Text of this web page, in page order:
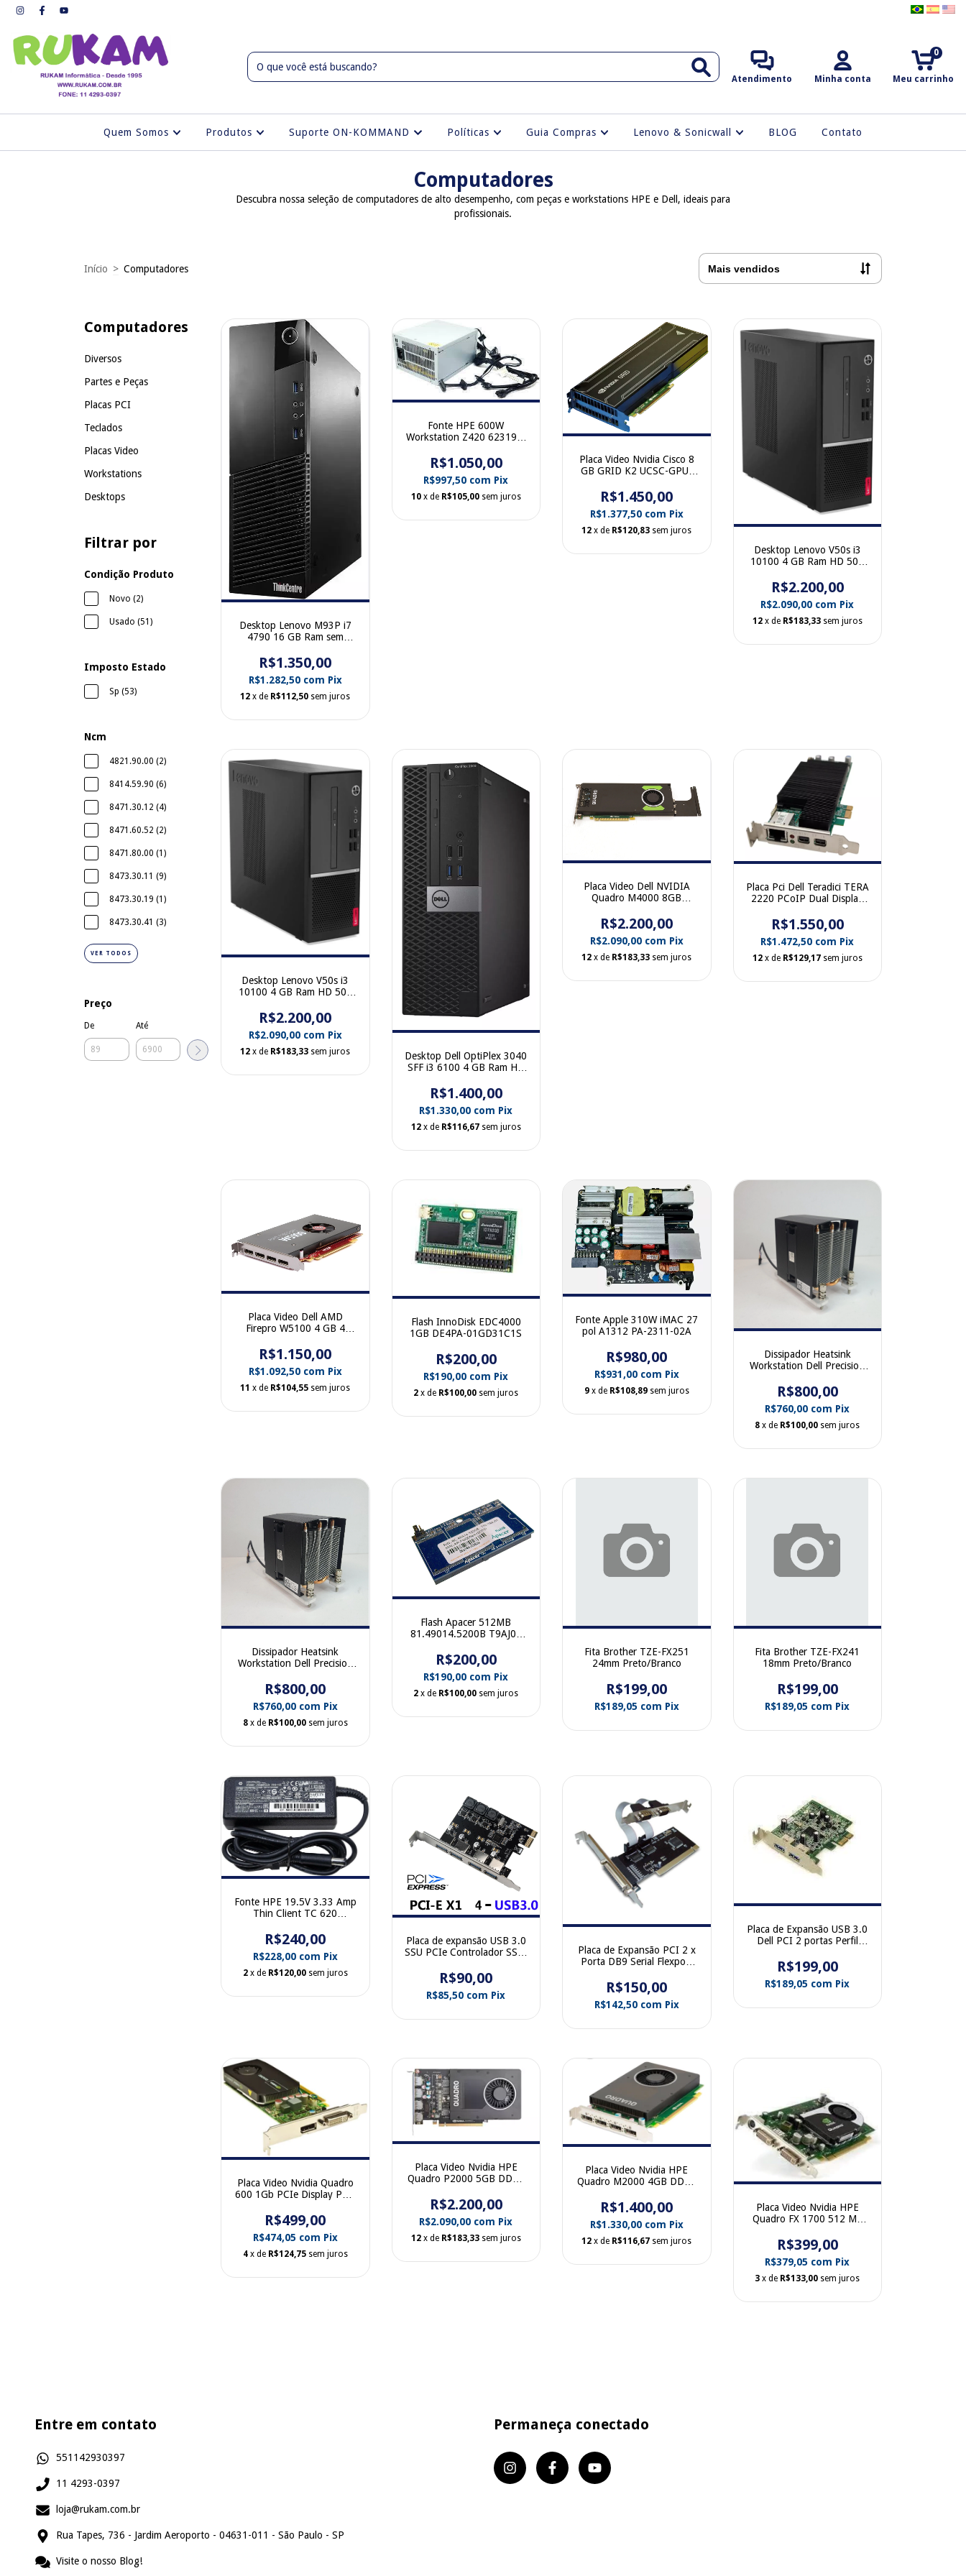
Atendimento Minha conta Meu carrinho
0
Quem Somos Produtos Suporte ON-KOMMAND Políticas Guia Compras Lenovo & Sonicwall BLOG Contato
Computadores
Descubra nossa seleção de computadores de alto desempenho, com peças e workstations HPE e Dell, ideais para
profissionais.
Início > Computadores
Computadores
Diversos
Partes e Peças
Placas PCI
Teclados
Placas Video
Workstations
Desktops
Filtrar por
Condição Produto
Novo (2)
Usado (51)
Imposto Estado
Sp (53)
Ncm
4821.90.00 (2)
8414.59.90 (6)
8471.30.12 (4)
8471.60.52 (2)
8471.80.00 (1)
8473.30.11 (9)
8473.30.19 (1)
8473.30.41 (3)
VER TODOS
Preço
De Até
Desktop Lenovo M93P i7
4790 16 GB Ram sem
M10A8S4500
R$1.350,00
R$1.282,50 com Pix
12 x de R$112,50 sem juros
Fonte HPE 600W
Workstation Z420 623193-
R$1.050,00
R$997,50 com Pix
10 x de R$105,00 sem juros
Placa Video Nvidia Cisco 8
GB GRID K2 UCSC-GPU-
R$1.450,00
R$1.377,50 com Pix
12 x de R$120,83 sem juros
Desktop Lenovo V50s i3
10100 4 GB Ram HD 500
R$2.200,00
R$2.090,00 com Pix
12 x de R$183,33 sem juros
Desktop Lenovo V50s i3
10100 4 GB Ram HD 500
R$2.200,00
R$2.090,00 com Pix
12 x de R$183,33 sem juros
Desktop Dell OptiPlex 3040
SFF i3 6100 4 GB Ram HD
AITD
R$1.400,00
R$1.330,00 com Pix
12 x de R$116,67 sem juros
Placa Video Dell NVIDIA
Quadro M4000 8GB
Port 0YR7H5
R$2.200,00
R$2.090,00 com Pix
12 x de R$183,33 sem juros
Placa Pci Dell Teradici TERA
2220 PCoIP Dual Display
Card 0MTV9J 0XK9F2
R$1.550,00
R$1.472,50 com Pix
12 x de R$129,17 sem juros
Placa Video Dell AMD
Firepro W5100 4 GB 4
0W2C47
R$1.150,00
R$1.092,50 com Pix
11 x de R$104,55 sem juros
Flash InnoDisk EDC4000
1GB DE4PA-01GD31C1S
R$200,00
R$190,00 com Pix
2 x de R$100,00 sem juros
Fonte Apple 310W iMAC 27
pol A1312 PA-2311-02A
R$980,00
R$931,00 com Pix
9 x de R$108,89 sem juros
Dissipador Heatsink
Workstation Dell Precision
0RDTTV 0YH2R3
R$800,00
R$760,00 com Pix
8 x de R$100,00 sem juros
Dissipador Heatsink
Workstation Dell Precision
0RDTTV 0YH2R3
R$800,00
R$760,00 com Pix
8 x de R$100,00 sem juros
Flash Apacer 512MB
81.49014.5200B T9AJ01
FM0064A10C5G
R$200,00
R$190,00 com Pix
2 x de R$100,00 sem juros
Fita Brother TZE-FX251
24mm Preto/Branco
R$199,00
R$189,05 com Pix
Fita Brother TZE-FX241
18mm Preto/Branco
R$199,00
R$189,05 com Pix
Fonte HPE 19.5V 3.33 Amp
Thin Client TC 620
R$240,00
R$228,00 com Pix
2 x de R$120,00 sem juros
Placa de expansão USB 3.0
SSU PCIe Controlador SSU-
R$90,00
R$85,50 com Pix
Placa de Expansão PCI 2 x
Porta DB9 Serial Flexport
R$150,00
R$142,50 com Pix
Placa de Expansão USB 3.0
Dell PCI 2 portas Perfil
R$199,00
R$189,05 com Pix
Placa Video Nvidia Quadro
600 1Gb PCIe Display Port
R$499,00
R$474,05 com Pix
4 x de R$124,75 sem juros
Placa Video Nvidia HPE
Quadro P2000 5GB DDR5
919988-002
R$2.200,00
R$2.090,00 com Pix
12 x de R$183,33 sem juros
Placa Video Nvidia HPE
Quadro M2000 4GB DDR5
844223-001
R$1.400,00
R$1.330,00 com Pix
12 x de R$116,67 sem juros
Placa Video Nvidia HPE
Quadro FX 1700 512 Mb
R$399,00
R$379,05 com Pix
3 x de R$133,00 sem juros
Entre em contato
551142930397
11 4293-0397
loja@rukam.com.br
Rua Tapes, 736 - Jardim Aeroporto - 04631-011 - São Paulo - SP
Visite o nosso Blog!
Permaneça conectado